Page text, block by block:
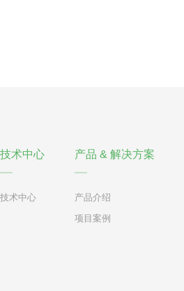
技术中心
技术中心
产品 & 解决方案
产品介绍
项目案例